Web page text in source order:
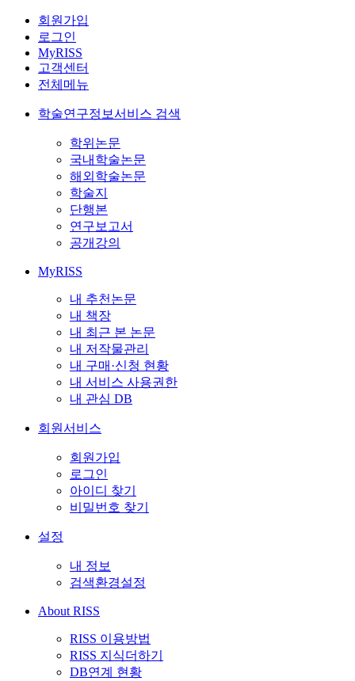
회원가입
로그인
MyRISS
고객센터
전체메뉴
학술연구정보서비스 검색
학위논문
국내학술논문
해외학술논문
학술지
단행본
연구보고서
공개강의
MyRISS
내 추천논문
내 책장
내 최근 본 논문
내 저작물관리
내 구매·신청 현황
내 서비스 사용권한
내 관심 DB
회원서비스
회원가입
로그인
아이디 찾기
비밀번호 찾기
설정
내 정보
검색환경설정
About RISS
RISS 이용방법
RISS 지식더하기
DB연계 현황